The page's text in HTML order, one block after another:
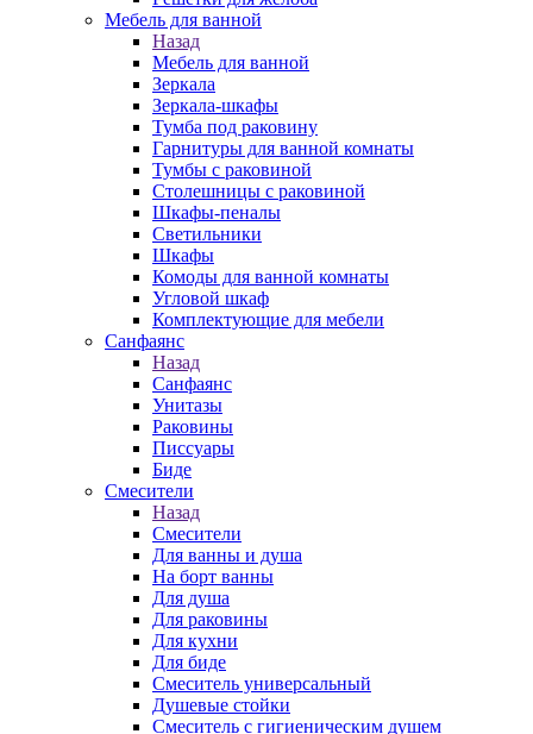
Мебель для ванной
Назад
Мебель для ванной
Зеркала
Зеркала-шкафы
Тумба под раковину
Гарнитуры для ванной комнаты
Тумбы с раковиной
Столешницы с раковиной
Шкафы-пеналы
Светильники
Шкафы
Комоды для ванной комнаты
Угловой шкаф
Комплектующие для мебели
Санфаянс
Назад
Санфаянс
Унитазы
Раковины
Писсуары
Биде
Смесители
Назад
Смесители
Для ванны и душа
На борт ванны
Для душа
Для раковины
Для кухни
Для биде
Смеситель универсальный
Душевые стойки
Смеситель с гигиеническим душем